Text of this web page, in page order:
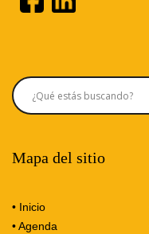
Mapa del sitio
• Inicio
• Agenda